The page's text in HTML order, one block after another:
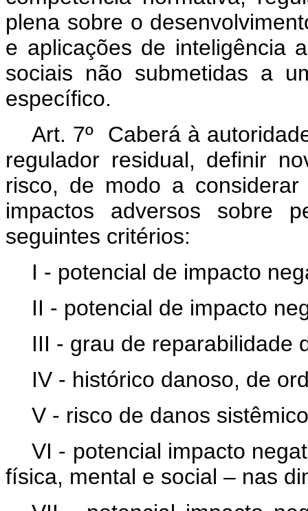
plena sobre o
e aplicações de inteligência
sociais não submetidas a
específico.
Art. 7º Caberá à
regulador residual, definir
risco, de modo a
impactos adversos sobre
seguintes critérios:
I - potencial de impacto
II - potencial de impacto
III - grau de reparabilidade
IV - histórico danoso, de
V - risco de danos
VI - potencial impacto
física, mental e social – nas